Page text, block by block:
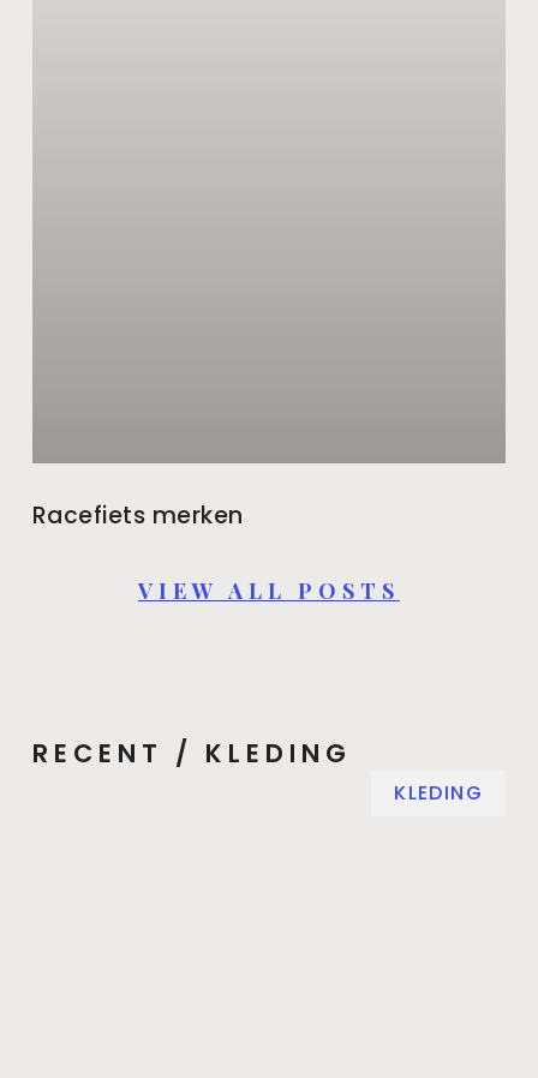
Racefiets merken
VIEW ALL POSTS
RECENT / KLEDING
KLEDING